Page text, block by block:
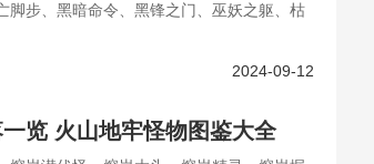
脚步、黑暗命令、黑锋之门、巫妖之躯、枯
2024-09-12
览 火山地牢怪物图鉴大全